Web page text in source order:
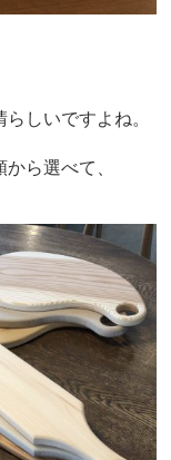
しいですよね。
ら選べて、